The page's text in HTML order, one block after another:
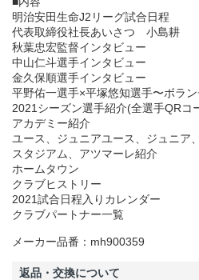
明治安田生命J2リーグ試合日程
代表取締役社長あいさつ 小島耕
秋葉忠宏監督インタビュー
中山仁斗選手インタビュー
金久保順選手インタビュー
平野佑一選手×平塚悠知選手〜ボラ
2021シーズン選手紹介(全選手QRコ
アカデミー紹介
ユース、ジュニアユース、ジュニア
スタジアム、アツマーレ紹介
ホームタウン
クラブヒストリー
2021試合日程入りカレンダー
クラブパートナー一覧
メーカー品番：mh900359
返品・交換について